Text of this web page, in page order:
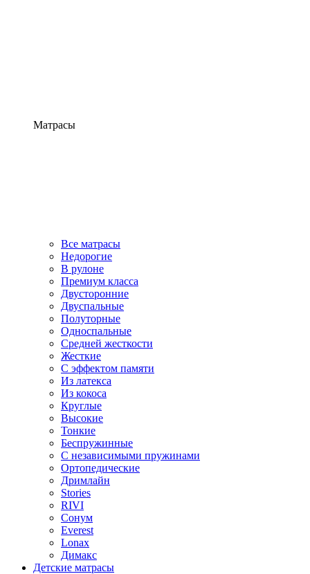
Матрасы
Все матрасы
Недорогие
В рулоне
Премиум класса
Двусторонние
Двуспальные
Полуторные
Односпальные
Средней жесткости
Жесткие
С эффектом памяти
Из латекса
Из кокоса
Круглые
Высокие
Тонкие
Беспружинные
С независимыми пружинами
Ортопедические
Дримлайн
Stories
RIVI
Сонум
Everest
Lonax
Димакс
Детские матрасы